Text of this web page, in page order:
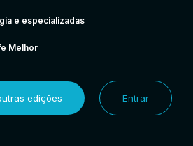
e especializadas
Melhor
edições Entrar